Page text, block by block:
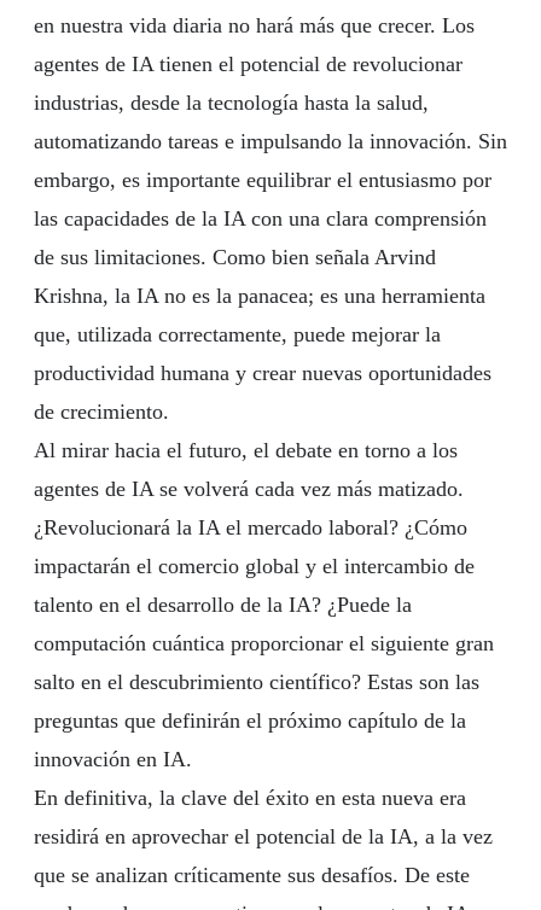
en nuestra vida diaria no hará más que crecer. Los
agentes de IA tienen el potencial de revolucionar
industrias, desde la tecnología hasta la salud,
automatizando tareas e impulsando la innovación. Sin
embargo, es importante equilibrar el entusiasmo por
las capacidades de la IA con una clara comprensión
de sus limitaciones. Como bien señala Arvind
Krishna, la IA no es la panacea; es una herramienta
que, utilizada correctamente, puede mejorar la
productividad humana y crear nuevas oportunidades
de crecimiento.
Al mirar hacia el futuro, el debate en torno a los
agentes de IA se volverá cada vez más matizado.
¿Revolucionará la IA el mercado laboral? ¿Cómo
impactarán el comercio global y el intercambio de
talento en el desarrollo de la IA? ¿Puede la
computación cuántica proporcionar el siguiente gran
salto en el descubrimiento científico? Estas son las
preguntas que definirán el próximo capítulo de la
innovación en IA.
En definitiva, la clave del éxito en esta nueva era
residirá en aprovechar el potencial de la IA, a la vez
que se analizan críticamente sus desafíos. De este